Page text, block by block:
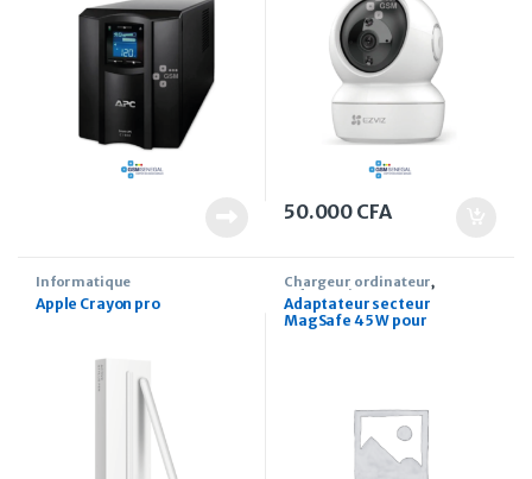
50.000 CFA
Informatique
Apple Crayon pro
Chargeur ordinateur,
Informatique
Adaptateur secteur
MagSafe 45 W pour